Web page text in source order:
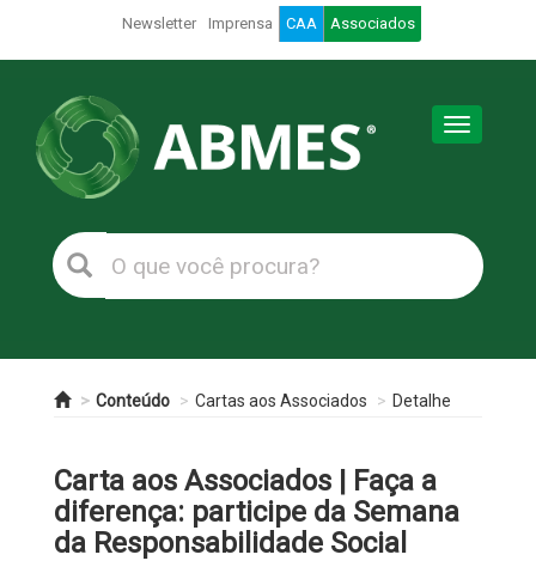
Newsletter Imprensa CAA Associados
Toggle
Conteúdo Cartas aos Associados Detalhe
Carta aos Associados | Faça a
diferença: participe da Semana
da Responsabilidade Social